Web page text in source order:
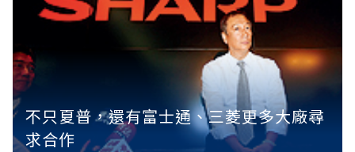
不只夏普，還有富士通、三菱更多大廠尋
求合作